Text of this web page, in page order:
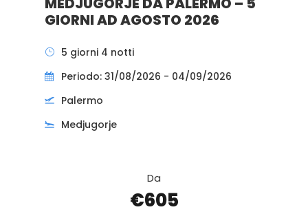
GIORNI AD AGOSTO 2026
5 giorni 4 notti
Periodo: 31/08/2026 - 04/09/2026
Palermo
Medjugorje
Da
€605